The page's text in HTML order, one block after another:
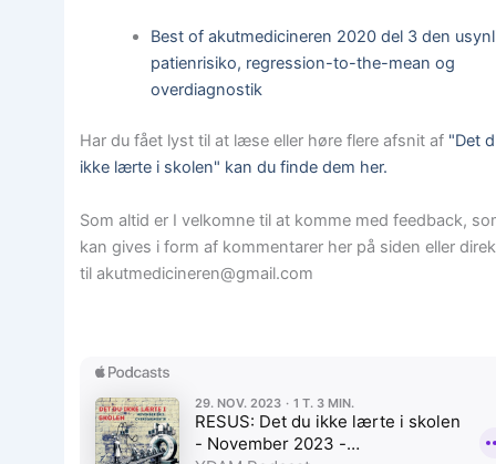
Best of akutmedicineren 2020 del 3 den
patienrisiko, regression-to-the-mean og
overdiagnostik
Har du fået lyst til at læse eller høre flere afsnit af "Det
ikke lærte i skolen" kan du finde dem her.
Som altid er I velkomne til at komme med feedback,
kan gives i form af kommentarer her på siden eller
til akutmedicineren@gmail.com